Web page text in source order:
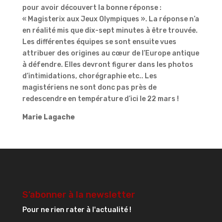
pour avoir découvert la bonne réponse :
« Magisterix aux Jeux Olympiques ». La réponse n’a
en réalité mis que dix-sept minutes à être trouvée.
Les différentes équipes se sont ensuite vues
attribuer des origines au cœur de l’Europe antique
à défendre. Elles devront figurer dans les photos
d’intimidations, chorégraphie etc.. Les
magistériens ne sont donc pas près de
redescendre en température d’ici le 22 mars !
Marie Lagache
S’abonner à la newsletter
Pour ne rien rater à l'actualité !